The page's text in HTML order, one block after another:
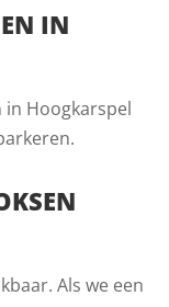
IN
in Hoogkarspel
Als we een